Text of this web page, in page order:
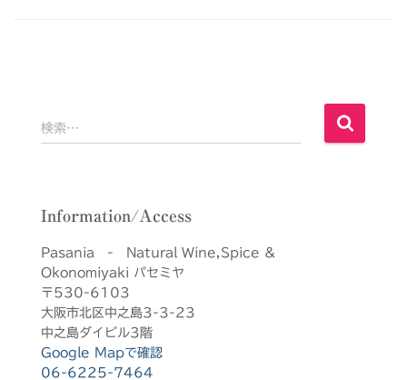
検
索
検索…
Information/Access
Pasania - Natural Wine,Spice &
Okonomiyaki パセミヤ
〒530-6103
大阪市北区中之島3-3-23
中之島ダイビル3階
Google Mapで確認
06-6225-7464